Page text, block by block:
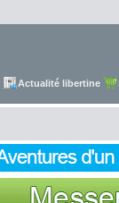
Actualité libertine